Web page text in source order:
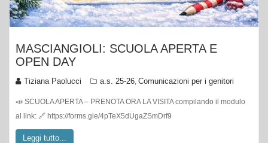
MASCIANGIOLI: SCUOLA APERTA E
OPEN DAY
Tiziana Paolucci a.s. 25-26, Comunicazioni per i genitori
📣 SCUOLA APERTA – PRENOTA ORA LA VISITA compilando il modulo
al link: 🔗 https://forms.gle/4pTeX5dUgaZSmDrf9
Leggi tutto...